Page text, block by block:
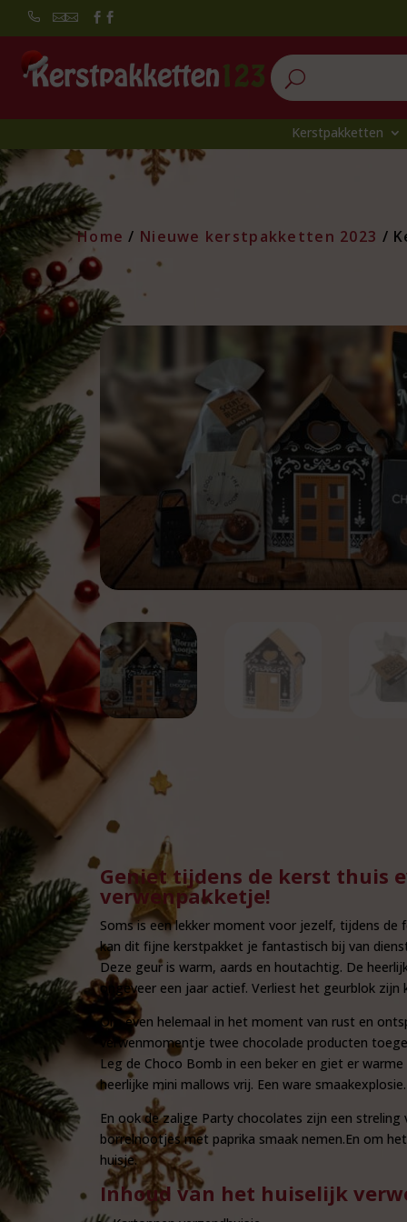
 
U
Kerstpakketten
Home / Nieuwe kerstpakketten 2023 /
Geniet tijdens de kerst thuis
verwenpakketje!
Soms is een lekker moment voor jezelf, tijdens
kan dit fijne kerstpakket je fantastisch bij van
Deze geur is warm, aards en houtachtig. De
ongeveer een jaar actief. Verliest het geurblok
Om even helemaal in het moment van rust en
verwenmomentje twee chocolade producten
Leg de Choco Bomb in een beker en giet er
heerlijke mini mallows vrij. Een ware smaakexplosie.
En ook de zalige Party chocolates zijn een
borrelnootjes met paprika smaak nemen.En om
huisje.
Inhoud van het huiselijk